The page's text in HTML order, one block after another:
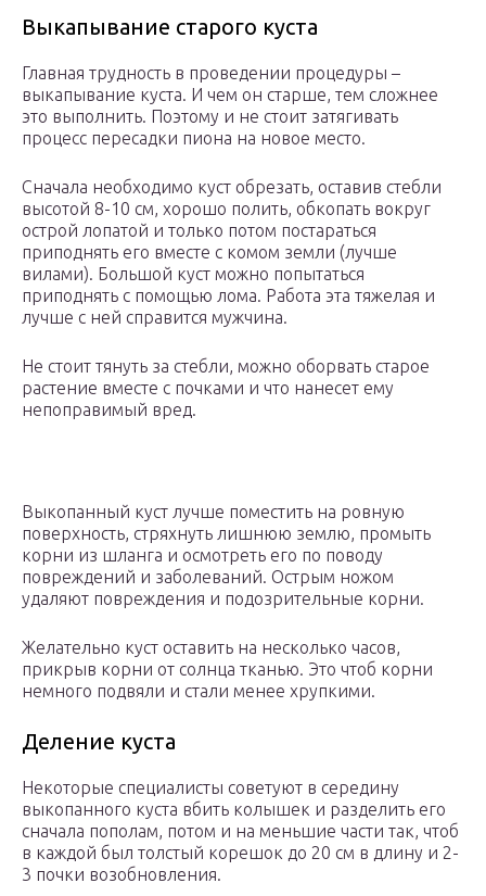
Выкапывание старого куста
Главная трудность в проведении процедуры –
выкапывание куста. И чем он старше, тем сложнее
это выполнить. Поэтому и не стоит затягивать
процесс пересадки пиона на новое место.
Сначала необходимо куст обрезать, оставив стебли
высотой 8-10 см, хорошо полить, обкопать вокруг
острой лопатой и только потом постараться
приподнять его вместе с комом земли (лучше
вилами). Большой куст можно попытаться
приподнять с помощью лома. Работа эта тяжелая и
лучше с ней справится мужчина.
Не стоит тянуть за стебли, можно оборвать старое
растение вместе с почками и что нанесет ему
непоправимый вред.
Выкопанный куст лучше поместить на ровную
поверхность, стряхнуть лишнюю землю, промыть
корни из шланга и осмотреть его по поводу
повреждений и заболеваний. Острым ножом
удаляют повреждения и подозрительные корни.
Желательно куст оставить на несколько часов,
прикрыв корни от солнца тканью. Это чтоб корни
немного подвяли и стали менее хрупкими.
Деление куста
Некоторые специалисты советуют в середину
выкопанного куста вбить колышек и разделить его
сначала пополам, потом и на меньшие части так, чтоб
в каждой был толстый корешок до 20 см в длину и 2-
3 почки возобновления.